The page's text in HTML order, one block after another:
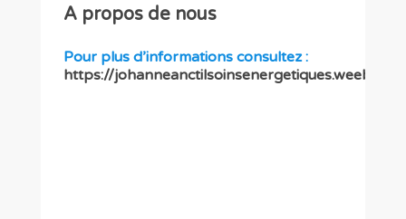
A propos de nous
Pour plus d’informations consultez :
https://